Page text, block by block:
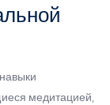
медитацией,